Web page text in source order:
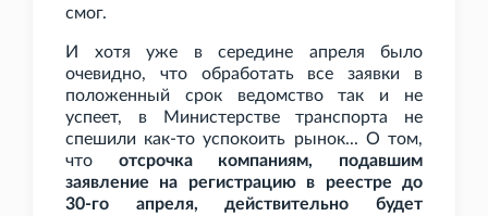
смог.
И хотя уже в середине апреля было
очевидно, что обработать все заявки в
положенный срок ведомство так и не
успеет, в Министерстве транспорта не
спешили как-то успокоить рынок... О том,
что отсрочка компаниям, подавшим
заявление на регистрацию в реестре до
30-го апреля, действительно будет